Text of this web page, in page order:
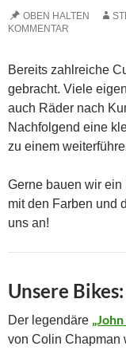
OBEN HALTEN
KOMMENTAR
Bereits zahlreiche
gebracht. Viele
auch Räder nach
Nachfolgend eine
zu einem
Gerne bauen wir
mit den Farben und
uns an!
Unsere Bikes:
Der legendäre
von Colin Chapman